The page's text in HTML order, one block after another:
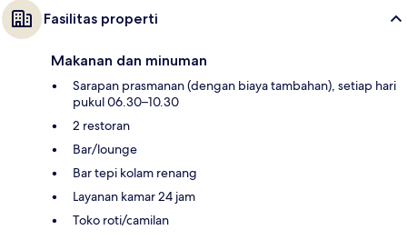
Fasilitas properti
Makanan dan minuman
Sarapan prasmanan (dengan biaya tambahan), setiap hari
pukul 06.30–10.30
2 restoran
Bar/lounge
Bar tepi kolam renang
Layanan kamar 24 jam
Toko roti/camilan